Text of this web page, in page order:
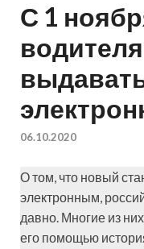
С 1
06.10.2020
О том, что новый
электронным,
давно. Многие из
его помощью